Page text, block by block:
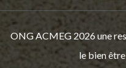
ONG ACMEG 2026 une
le bien